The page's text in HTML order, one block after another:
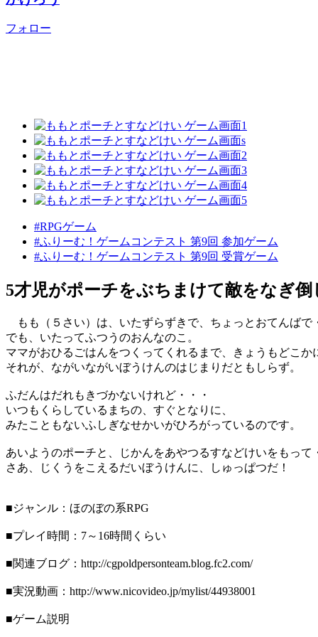
フォロー
#RPGゲーム
#ふりーむ！ゲームコンテスト 第9回 参加ゲーム
#ふりーむ！ゲームコンテスト 第9回 受賞ゲーム
5才児がポーチをぶちまけて敵をなぎ倒
もも（５さい）は、いたずらずきで、ちょっとおてんばで
でも、いたってふつうのおんなのこ。
ママがおひるごはんをつくってくれるまで、きょうもどこか
それが、ながいながいぼうけんのはじまりだともしらず。
ふだんはだれもきづかないけれど・・・
いつもくらしているまちの、すぐとなりに、
みたこともないふしぎなせかいがひろがっているのです。
あいようのポーチと、じかんをあやつるすなどけいをもって
さあ、じくうをこえるだいぼうけんに、しゅっぱつだ！
■ジャンル：ほのぼの系RPG
■プレイ時間：7～16時間くらい
■関連ブログ：http://cgpoldpersonteam.blog.fc2.com/
■実況動画：http://www.nicovideo.jp/mylist/44938001
■ゲーム説明